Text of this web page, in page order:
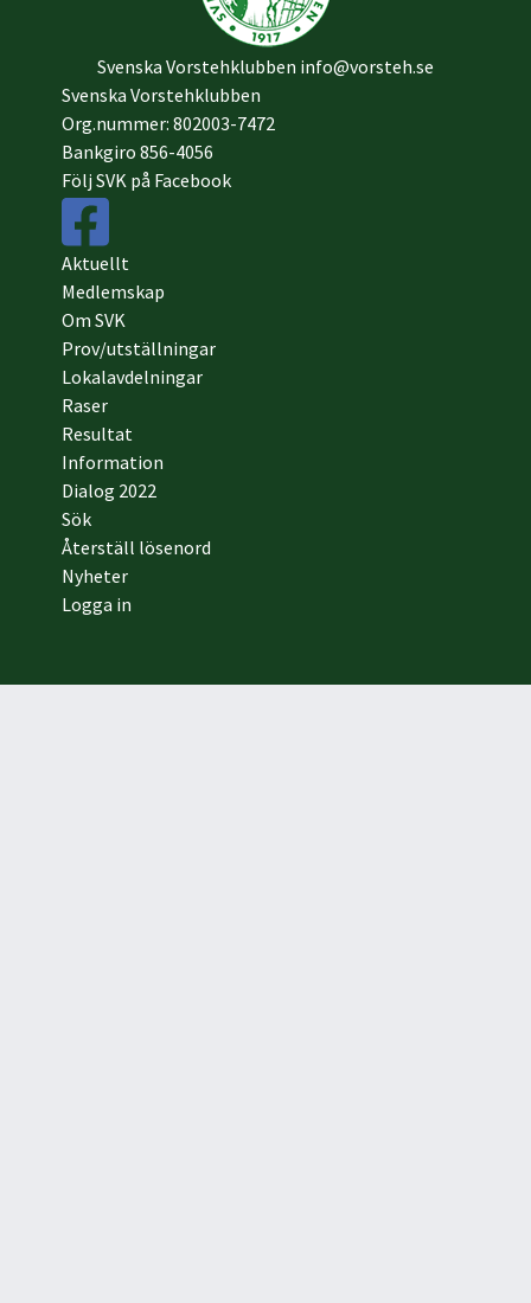
Svenska Vorstehklubben info@vorsteh.se
Svenska Vorstehklubben
Org.nummer: 802003-7472
Bankgiro 856-4056
Följ SVK på Facebook
Aktuellt
Medlemskap
Om SVK
Prov/utställningar
Lokalavdelningar
Raser
Resultat
Information
Dialog 2022
Sök
Återställ lösenord
Nyheter
Logga in